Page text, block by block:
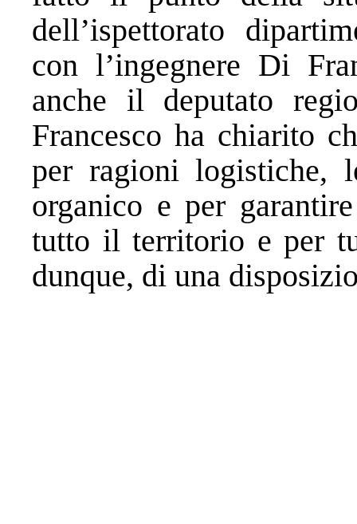
dell’ispettorato
con l’ingegnere Di
anche il deputato
Francesco ha chiarito
per ragioni logistiche,
organico e per
tutto il territorio e per
dunque, di una